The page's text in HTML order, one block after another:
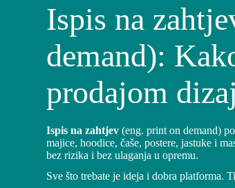
Ispis na
demand):
prodajom
Ispis na zahtjev (eng. print on demand)
majice, hoodice, čaše, postere, jastuke i
bez rizika i bez ulaganja u opremu.
Sve što trebate je ideja i dobra platforma.